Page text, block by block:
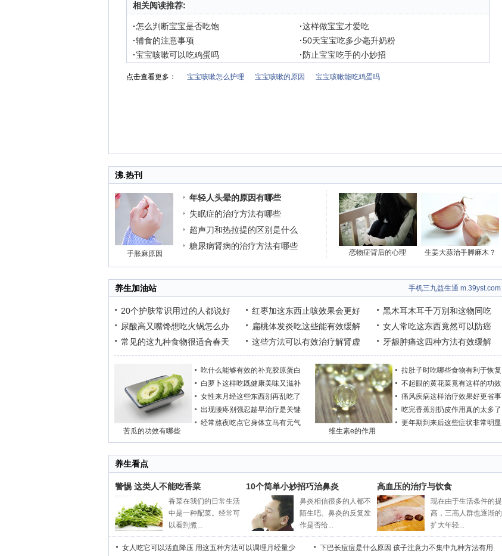
相关阅读推荐:
·怎么判断宝宝是否吃饱 ·这样做宝宝才爱吃
·辅食的注意事项 ·50天宝宝吃多少毫升奶粉
·宝宝咳嗽可以吃鸡蛋吗 ·防止宝宝吃手的小妙招
点击查看更多： 宝宝咳嗽怎么护理 宝宝咳嗽的原因 宝宝咳嗽能吃鸡蛋吗
沸.热刊
手胀麻原因
年轻人头晕的原因有哪些
失眠症的治疗方法有哪些
超声刀和热拉提的区别是什么
糖尿病肾病的治疗方法有哪些
恋物症背后的心理 生姜大蒜治手脚麻木？
养生加油站 手机三九益生通 m.39yst.com
20个护肤常识用过的人都说好
尿酸高又嘴馋想吃火锅怎么办
常见的这九种食物很适合春天
红枣加这东西止咳效果会更好
扁桃体发炎吃这些能有效缓解
这些方法可以有效治疗解肾虚
黑木耳木耳千万别和这物同吃
女人常吃这东西竟然可以防癌
牙龈肿痛这四种方法有效缓解
苦瓜的功效有哪些
吃什么能够有效的补充胶原蛋白
白萝卜这样吃既健康美味又滋补
女性来月经这些东西别再乱吃了
出现腰疼别强忍趁早治疗是关键
经常熬夜吃点它身体立马有元气
维生素e的作用
拉肚子时吃哪些食物有利于恢复
不起眼的黄花菜竟有这样的功效
痛风疾病这样治疗效果好更省事
吃完香蕉别扔皮作用真的太多了
更年期到来后这些症状非常明显
养生看点
警惕 这类人不能吃香菜
香菜在我们的日常生活
中是一种配菜。经常可
以看到煮...
10个简单小妙招巧治鼻炎
鼻炎相信很多的人都不
陌生吧。鼻炎的反复发
作是否给...
高血压的治疗与饮食
现在由于生活条件的提
高，三高人群也逐渐的
扩大年轻...
女人吃它可以活血降压 用这五种方法可以调理月经量少 下巴长痘痘是什么原因 孩子注意力不集中九种方法有用